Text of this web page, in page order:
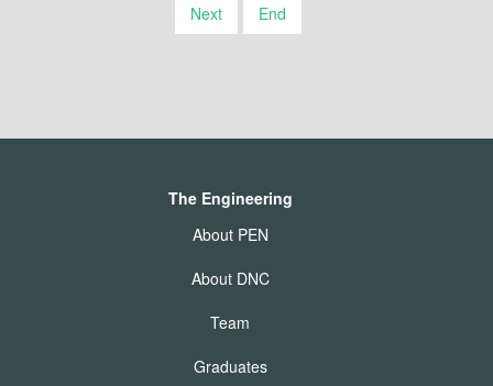
Next End
The Engineering
About PEN
About DNC
Team
Graduates